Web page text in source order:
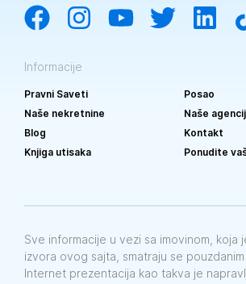
Informacije
Pravni Saveti
Posao
Naše nekretnine
Naše
Blog
Kontakt
Knjiga utisaka
Ponudite
Sve informacije u vezi sa imovinom, koja
izvora ovog sajta, smatraju se pouzdanim
Internet prezentacija kao takva je